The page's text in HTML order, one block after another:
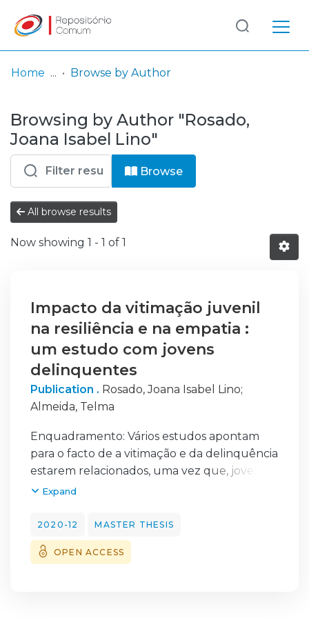
& Collections
Browse repository
Entities
Log
In
(current)
Home Browse by Author
Browsing by Author "Rosado,
Joana Isabel Lino"
Browse
All browse results
Now showing 1 - 1 of 1
Impacto da vitimação juvenil
na resiliência e na empatia :
um estudo com jovens
delinquentes
Publication . Rosado, Joana Isabel Lino;
Almeida, Telma
Enquadramento: Vários estudos apontam
para o facto de a vitimação e da delinquência
estarem relacionados, uma vez que, jovens
vítimas de acontecimentos adversos,
enveredar pelo caminho da delinquência. No
que
concerne à resiliência e à empatia, segundo
Expand
2020-12 MASTER THESIS
OPEN ACCESS